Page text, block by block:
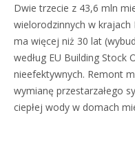
Dwie trzecie z 43,6 mln
wielorodzinnych w krajach
ma więcej niż 30 lat
według EU Building
nieefektywnych. Remont
wymianę przestarzałego
ciepłej wody w domach